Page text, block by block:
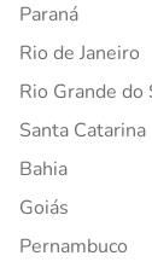
Paraná
Rio de Janeiro
Rio Grande do
Santa Catarina
Bahia
Goiás
Pernambuco